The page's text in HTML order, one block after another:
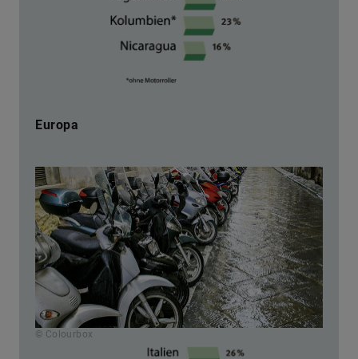
Europa
© Colourbox